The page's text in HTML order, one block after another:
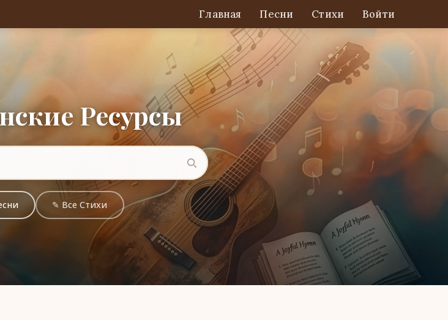
Главная Песни Стихи Войти
Ресурсы
✎ Все Стихи